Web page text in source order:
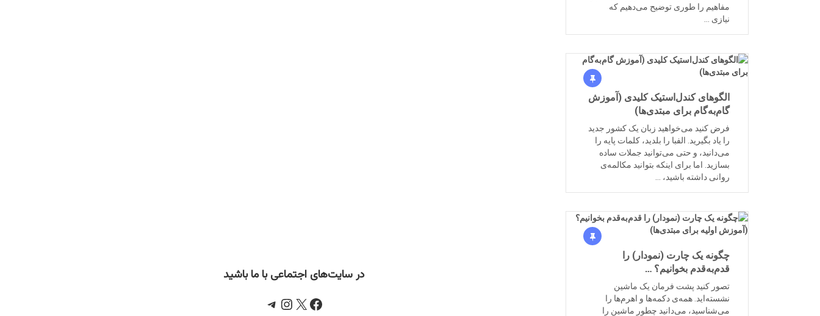
در سایت‌های اجتماعی با ما باشید
Facebook
X
Instagram
Telegram
مفاهیم را طوری توضیح می‌دهیم که
نیازی …
الگوهای کندل‌استیک کلیدی (آموزش
گام‌به‌گام برای مبتدی‌ها)
فرض کنید می‌خواهید زبان یک کشور جدید
را یاد بگیرید. الفبا را بلدید، کلمات پایه را
می‌دانید، و حتی می‌توانید جملات ساده
بسازید. اما برای اینکه بتوانید مکالمه‌ی
روانی داشته باشید، …
چگونه یک چارت (نمودار) را
قدم‌به‌قدم بخوانیم؟ …
تصور کنید پشت فرمان یک ماشین
نشسته‌اید. همه‌ی دکمه‌ها و اهرم‌ها را
می‌شناسید، می‌دانید چطور ماشین را